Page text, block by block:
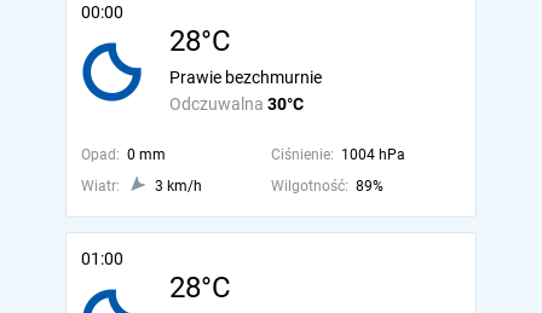
00:00
28°C
Odczuwalna 30°C
Prawie bezchmurnie
Opad: 0 mm Ciśnienie: 1004 hPa
Wiatr:
3 km/h Wilgotność: 89%
01:00
28°C